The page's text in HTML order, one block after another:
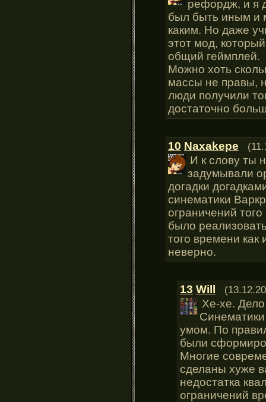
рефордж, и я
был быть иным и
каким. Но даже
этот мод,
общий геймплей.
Можно хоть
массы не правы,
люди получили
достаточно
10 Naxakepe
И к слову ты
задумывали
догадки
синематики
ограничений
было
того времени
неверно.
13 Will
Хе-хе.
умом. По
были
Многие
сделаны хуже
недостатка
ограничений